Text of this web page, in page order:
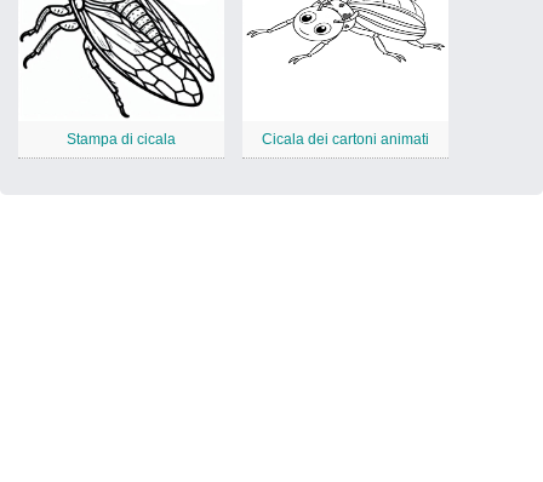
Stampa di cicala Cicala dei cartoni animati